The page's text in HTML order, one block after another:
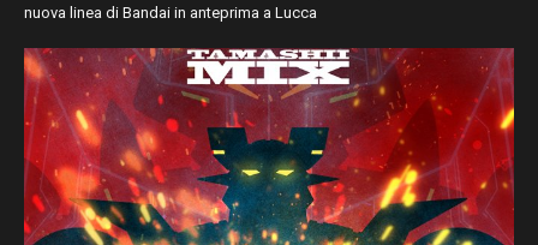
nuova linea di Bandai in anteprima a Lucca